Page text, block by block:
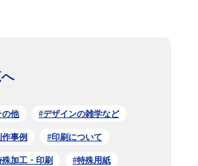
の他 #デザインの雑学など
作事例 #印刷について
殊加工・印刷 #特殊用紙